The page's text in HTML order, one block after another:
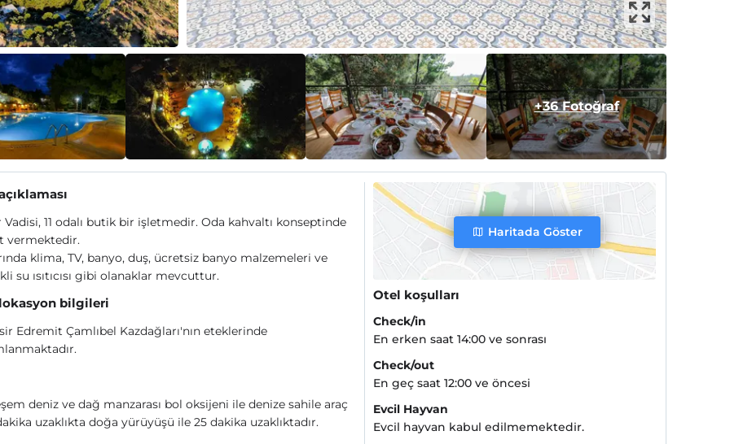
+36 Fotoğraf
Vadisi, 11 odalı butik bir işletmedir. Oda kahvaltı konseptinde
vermektedir.
klima, TV, banyo, duş, ücretsiz banyo malzemeleri ve
su ısıtıcısı gibi olanaklar mevcuttur.
bilgileri
Edremit Çamlıbel Kazdağları'nın eteklerinde
deniz ve dağ manzarası bol oksijeni ile denize sahile araç
uzaklıkta doğa yürüyüşü ile 25 dakika uzaklıktadır.
Haritada Göster
Otel koşulları
Check/in
En erken saat 14:00 ve sonrası
Check/out
En geç saat 12:00 ve öncesi
Evcil Hayvan
Evcil hayvan kabul edilmemektedir.